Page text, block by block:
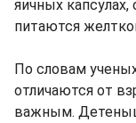
яичных
питаются
По словам
отличаются от
важным.